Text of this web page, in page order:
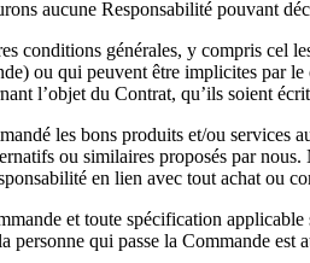
aucune Responsabilité pouvant
conditions générales, y compris cel
ou qui peuvent être implicites par
l’objet du Contrat, qu’ils soient
les bons produits et/ou services
ou similaires proposés par
en lien avec tout achat ou
et toute spécification
qui passe la Commande